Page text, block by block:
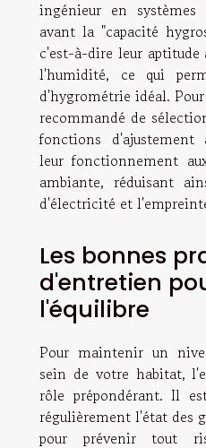
ingénieur en
avant la "capacité
c'est-à-dire leur aptitude
l'humidité, ce qui
d'hygrométrie idéal.
recommandé de
fonctions d'ajustement
leur fonctionnement
ambiante, réduisant
d'électricité et
Les bonnes
d'entretien
l'équilibre
Pour maintenir un
sein de votre habitat,
rôle prépondérant. Il
régulièrement l'état des
pour prévenir tout